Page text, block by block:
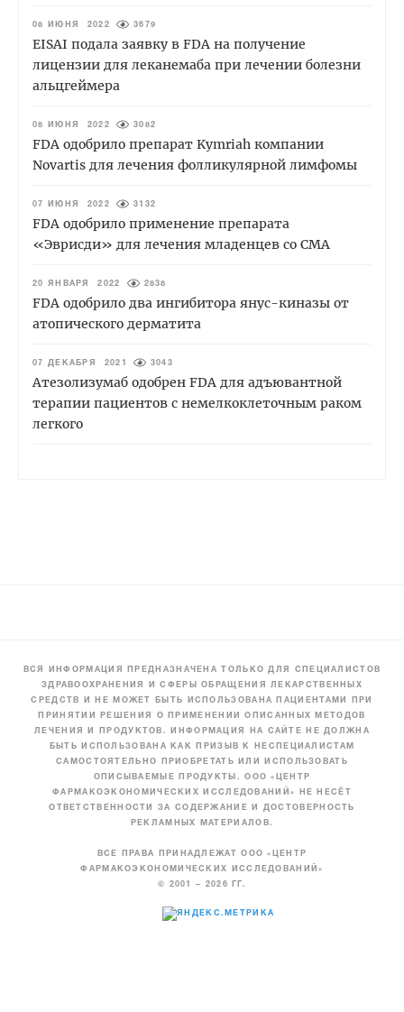
08 ИЮНЯ 2022 3679
EISAI подала заявку в FDA на получение
лицензии для леканемаба при лечении болезни
альцгеймера
08 ИЮНЯ 2022 3082
FDA одобрило препарат Kymriah компании
Novartis для лечения фолликулярной лимфомы
07 ИЮНЯ 2022 3132
FDA одобрило применение препарата
«Эврисди» для лечения младенцев со СМА
20 ЯНВАРЯ 2022 2838
FDA одобрило два ингибитора янус-киназы от
атопического дерматита
07 ДЕКАБРЯ 2021 3043
Атезолизумаб одобрен FDA для адъювантной
терапии пациентов с немелкоклеточным раком
легкого
ВСЯ ИНФОРМАЦИЯ ПРЕДНАЗНАЧЕНА ТОЛЬКО ДЛЯ СПЕЦИАЛИСТОВ
ЗДРАВООХРАНЕНИЯ И СФЕРЫ ОБРАЩЕНИЯ ЛЕКАРСТВЕННЫХ
СРЕДСТВ И НЕ МОЖЕТ БЫТЬ ИСПОЛЬЗОВАНА ПАЦИЕНТАМИ ПРИ
ПРИНЯТИИ РЕШЕНИЯ О ПРИМЕНЕНИИ ОПИСАННЫХ МЕТОДОВ
ЛЕЧЕНИЯ И ПРОДУКТОВ. ИНФОРМАЦИЯ НА САЙТЕ НЕ ДОЛЖНА
БЫТЬ ИСПОЛЬЗОВАНА КАК ПРИЗЫВ К НЕСПЕЦИАЛИСТАМ
САМОСТОЯТЕЛЬНО ПРИОБРЕТАТЬ ИЛИ ИСПОЛЬЗОВАТЬ
ОПИСЫВАЕМЫЕ ПРОДУКТЫ. ООО «ЦЕНТР
ФАРМАКОЭКОНОМИЧЕСКИХ ИССЛЕДОВАНИЙ» НЕ НЕСЁТ
ОТВЕТСТВЕННОСТИ ЗА СОДЕРЖАНИЕ И ДОСТОВЕРНОСТЬ
РЕКЛАМНЫХ МАТЕРИАЛОВ.
ВСЕ ПРАВА ПРИНАДЛЕЖАТ ООО «ЦЕНТР
ФАРМАКОЭКОНОМИЧЕСКИХ ИССЛЕДОВАНИЙ»
© 2001 – 2026 ГГ.